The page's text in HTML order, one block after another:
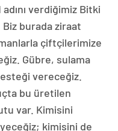
adını verdiğimiz Bitki
Biz burada ziraat
çiftçilerimize
Gübre, sulama
vereceğiz.
bu üretilen
var. Kimisini
kimisini de